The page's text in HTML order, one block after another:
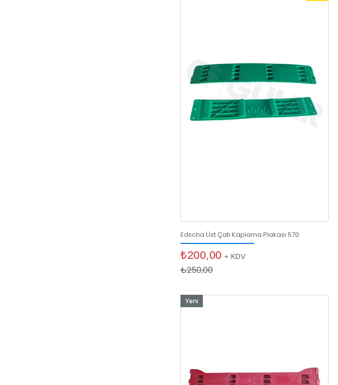
Edscha Üst Çatı Kaplama Plakası 570
₺200,00 + KDV
₺250,00
Yeni